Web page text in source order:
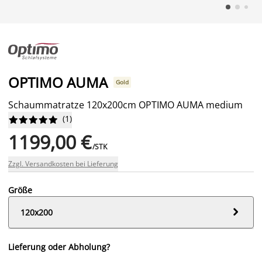
OPTIMO AUMA Gold
Schaummatratze 120x200cm OPTIMO AUMA medium





 (1)
1199,00 €/STK
Zzgl. Versandkosten bei Lieferung
Größe
120x200

Lieferung oder Abholung?